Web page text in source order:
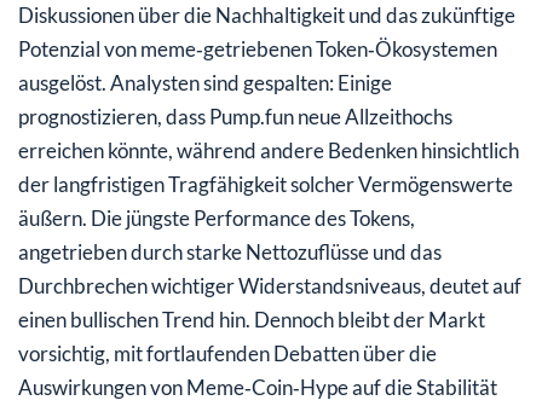
Diskussionen über die Nachhaltigkeit und das zukünftige
Potenzial von meme‑getriebenen Token‑Ökosystemen
ausgelöst. Analysten sind gespalten: Einige
prognostizieren, dass Pump.fun neue Allzeithochs
erreichen könnte, während andere Bedenken hinsichtlich
der langfristigen Tragfähigkeit solcher Vermögenswerte
äußern. Die jüngste Performance des Tokens,
angetrieben durch starke Nettozuflüsse und das
Durchbrechen wichtiger Widerstandsniveaus, deutet auf
einen bullischen Trend hin. Dennoch bleibt der Markt
vorsichtig, mit fortlaufenden Debatten über die
Auswirkungen von Meme‑Coin‑Hype auf die Stabilität